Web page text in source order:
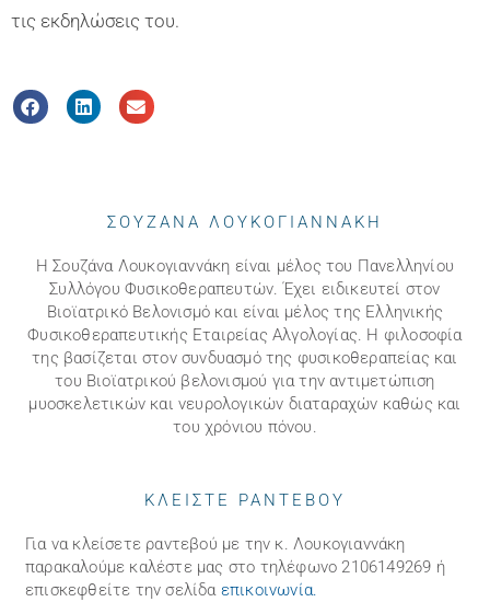
τις εκδηλώσεις του.
ΣΟΥΖΑΝΑ ΛΟΥΚΟΓΙΑΝΝΑΚΗ
Η Σουζάνα Λουκογιαννάκη είναι μέλος του Πανελληνίου
Συλλόγου Φυσικοθεραπευτών. Έχει ειδικευτεί στον
Βιοϊατρικό Βελονισμό και είναι μέλος της Ελληνικής
Φυσικοθεραπευτικής Εταιρείας Αλγολογίας. Η φιλοσοφία
της βασίζεται στον συνδυασμό της φυσικοθεραπείας και
του Βιοϊατρικού βελονισμού για την αντιμετώπιση
μυοσκελετικών και νευρολογικών διαταραχών καθώς και
του χρόνιου πόνου.
ΚΛΕΙΣΤΕ ΡΑΝΤΕΒΟΥ
Για να κλείσετε ραντεβού με την κ. Λουκογιαννάκη
παρακαλούμε καλέστε μας στo τηλέφωνo 2106149269 ή
επισκεφθείτε την σελίδα επικοινωνία.